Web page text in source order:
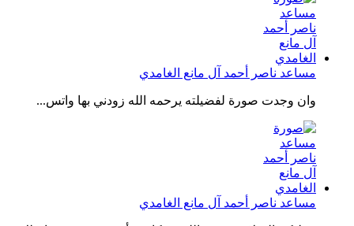
مساعد ناصر أحمد آل مانع الغامدي
وان وجدت صورة لفضيلته يرحمه الله زودني بها واتس...
مساعد ناصر أحمد آل مانع الغامدي